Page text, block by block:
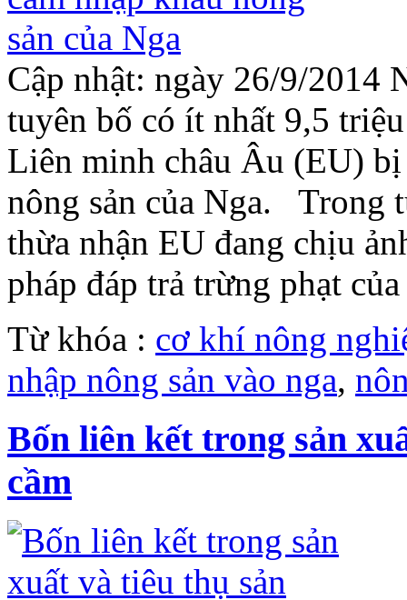
Cập nhật: ngày 26/9/2014
tuyên bố có ít nhất 9,5
Liên minh châu Âu (EU)
nông sản của Nga. Trong
thừa nhận EU đang chịu
pháp đáp trả trừng phạt
Từ khóa : cơ khí nông
nhập nông sản vào nga,
Bốn liên kết trong sản
cầm